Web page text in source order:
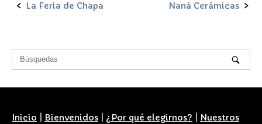
Navegación
la
La Feria de Chapa Naná Cerámicas
Inicio Bienvenidos ¿Por qué elegirnos? Nuestros